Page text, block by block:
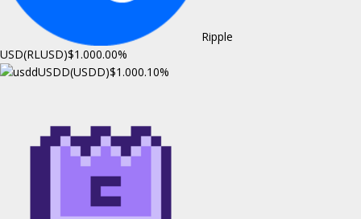
Ripple
USD(RLUSD)$1.000.00%
USDD(USDD)$1.000.10%